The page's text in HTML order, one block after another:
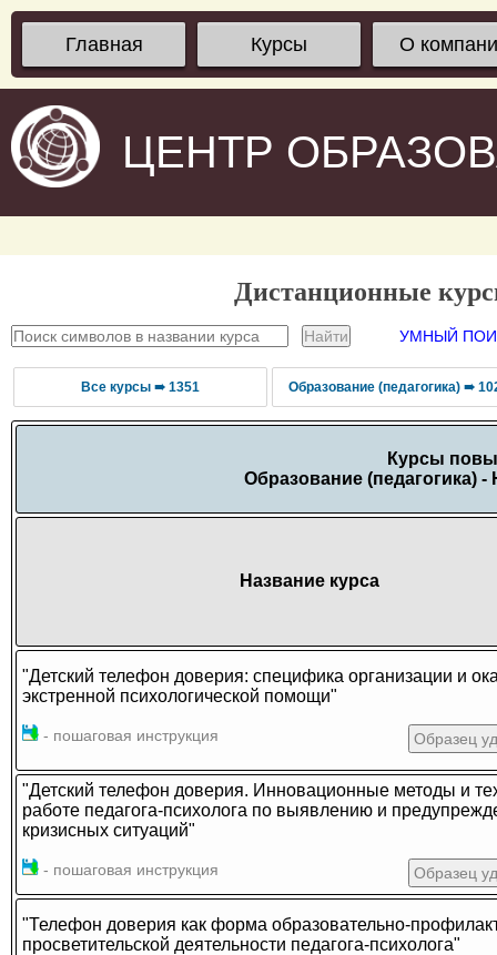
Главная Курсы О
ЦЕНТР
Дистанционные
УМНЫЙ
Все курсы ➠ 1351 Образование (педагогика) ➠
Курсы
Образование (педагогика)
Название курса
"Детский телефон доверия: cпецифика организации и
экстренной психологической помощи"
- пошаговая инструкция Образец
"Детский телефон доверия. Инновационные методы и
работе педагога-психолога по выявлению и
кризисных ситуаций"
- пошаговая инструкция Образец
"Телефон доверия как форма образовательно-
просветительской деятельности педагога-психолога"